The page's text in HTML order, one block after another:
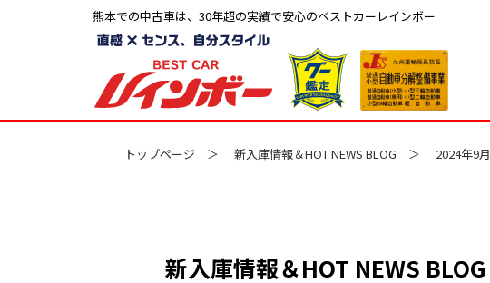
熊本での中古車は、30年超の実績で安心のベストカーレインボー
トップページ 新入庫情報＆HOT NEWS BLOG 2024年9月
新入庫情報＆HOT NEWS BLOG